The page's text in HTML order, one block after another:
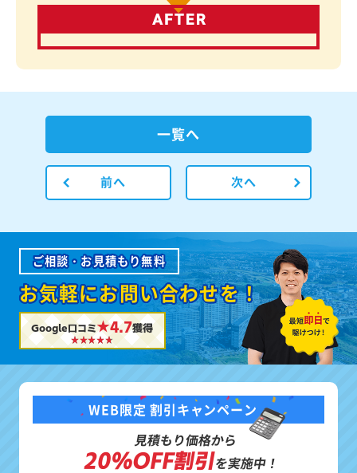
前へ
一覧へ
次へ
ご相談・お見積もり無料
お気軽にお問い合わせを！
Google口コミ★4.7獲得
WEB限定 割引キャンペーン
見積もり価格から
20%OFF割引を実施中！